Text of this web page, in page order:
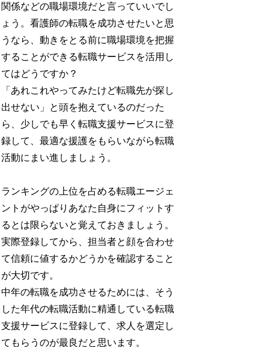
関係などの職場環境だと言っていいでし
ょう。看護師の転職を成功させたいと思
うなら、動きをとる前に職場環境を把握
することができる転職サービスを活用し
てはどうですか？
「あれこれやってみたけど転職先が探し
出せない」と頭を抱えているのだった
ら、少しでも早く転職支援サービスに登
録して、最適な援護をもらいながら転職
活動にまい進しましょう。
ランキングの上位を占める転職エージェ
ントがやっぱりあなた自身にフィットす
るとは限らないと覚えておきましょう。
実際登録してから、担当者と顔を合わせ
て信頼に値するかどうかを確認すること
が大切です。
中年の転職を成功させるためには、そう
した年代の転職活動に精通している転職
支援サービスに登録して、求人を選定し
てもらうのが最良だと思います。